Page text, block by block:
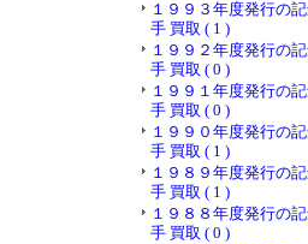
１９９３年度発行の
手 買取 ( 1 )
１９９２年度発行の
手 買取 ( 0 )
１９９１年度発行の
手 買取 ( 0 )
１９９０年度発行の
手 買取 ( 1 )
１９８９年度発行の
手 買取 ( 1 )
１９８８年度発行の
手 買取 ( 0 )